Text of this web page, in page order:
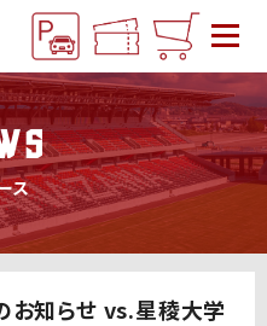
ス
お知らせ vs.星稜大学